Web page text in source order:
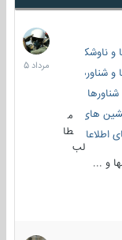
ناوشکن‌ها
شناورهای گشتی
های دریایی
و جاسوسی
طا
لب
و ...
2
مرداد
1405